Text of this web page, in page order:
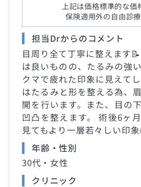
上記は価格標準的な価
保険適用外の自由診療
担当Drからのコメント
目周り全て丁寧に整えます
は良いものの、たるみの強
クマで疲れた印象に見えて
はたるみと形を整える為、
開を行います。また、目の
凹凸を整えます。 術後6ヶ
見てもより一層若々しい印
年齢・性別
30代・女性
クリニック